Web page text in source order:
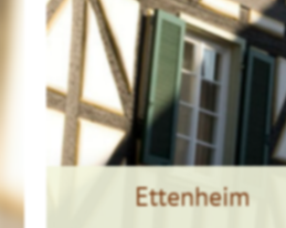
Ettenheim